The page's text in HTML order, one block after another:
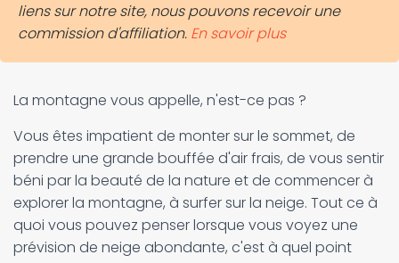
liens sur notre site, nous pouvons recevoir une
commission d'affiliation. En savoir plus
La montagne vous appelle, n'est-ce pas ?
Vous êtes impatient de monter sur le sommet, de
prendre une grande bouffée d'air frais, de vous sentir
béni par la beauté de la nature et de commencer à
explorer la montagne, à surfer sur la neige. Tout ce à
quoi vous pouvez penser lorsque vous voyez une
prévision de neige abondante, c'est à quel point